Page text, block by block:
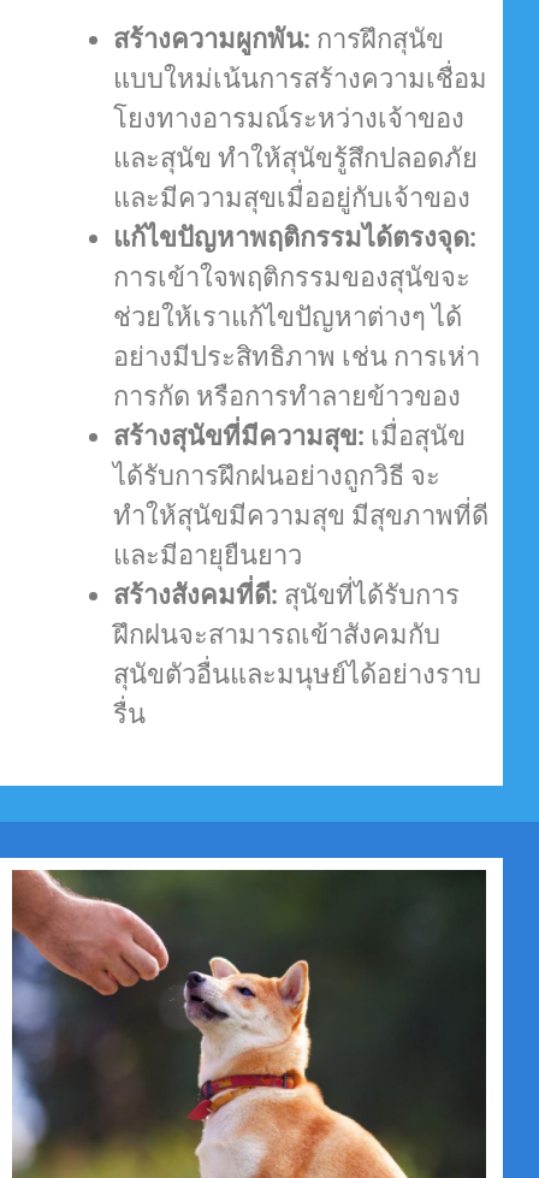
สร้างความผูกพัน: การฝึกสุนัข
แบบใหม่เน้นการสร้างความเชื่อม
โยงทางอารมณ์ระหว่างเจ้าของ
และสุนัข ทำให้สุนัขรู้สึกปลอดภัย
และมีความสุขเมื่ออยู่กับเจ้าของ
แก้ไขปัญหาพฤติกรรมได้ตรงจุด:
การเข้าใจพฤติกรรมของสุนัขจะ
ช่วยให้เราแก้ไขปัญหาต่างๆ ได้
อย่างมีประสิทธิภาพ เช่น การเห่า
การกัด หรือการทำลายข้าวของ
สร้างสุนัขที่มีความสุข: เมื่อสุนัข
ได้รับการฝึกฝนอย่างถูกวิธี จะ
ทำให้สุนัขมีความสุข มีสุขภาพที่ดี
และมีอายุยืนยาว
สร้างสังคมที่ดี: สุนัขที่ได้รับการ
ฝึกฝนจะสามารถเข้าสังคมกับ
สุนัขตัวอื่นและมนุษย์ได้อย่างราบ
รื่น